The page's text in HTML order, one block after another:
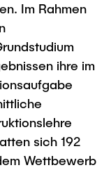
Im Rahmen
ihre im
sich 192
Wettbewerb